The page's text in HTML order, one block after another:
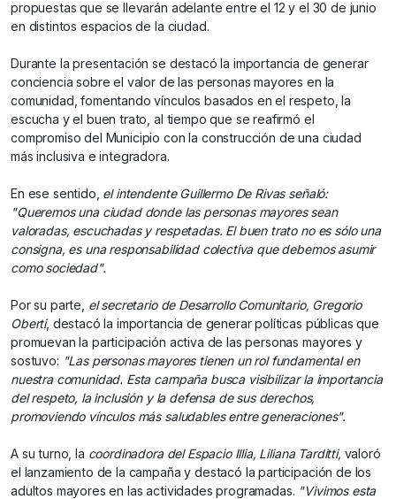
propuestas que se llevarán adelante entre el 12 y el 30 de junio
en distintos espacios de la ciudad.
Durante la presentación se destacó la importancia de generar
conciencia sobre el valor de las personas mayores en la
comunidad, fomentando vínculos basados en el respeto, la
escucha y el buen trato, al tiempo que se reafirmó el
compromiso del Municipio con la construcción de una ciudad
más inclusiva e integradora.
En ese sentido, el intendente Guillermo De Rivas señaló:
"Queremos una ciudad donde las personas mayores sean
valoradas, escuchadas y respetadas. El buen trato no es sólo una
consigna, es una responsabilidad colectiva que debemos asumir
como sociedad".
Por su parte, el secretario de Desarrollo Comunitario, Gregorio
Oberti, destacó la importancia de generar políticas públicas que
promuevan la participación activa de las personas mayores y
sostuvo: "Las personas mayores tienen un rol fundamental en
nuestra comunidad. Esta campaña busca visibilizar la importancia
del respeto, la inclusión y la defensa de sus derechos,
promoviendo vínculos más saludables entre generaciones".
A su turno, la coordinadora del Espacio Illia, Liliana Tarditti, valoró
el lanzamiento de la campaña y destacó la participación de los
adultos mayores en las actividades programadas. "Vivimos esta